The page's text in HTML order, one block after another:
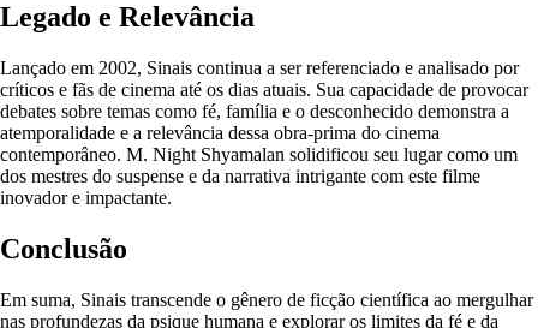
Legado e Relevância
Lançado em 2002, Sinais continua a ser referenciado e analisado por
críticos e fãs de cinema até os dias atuais. Sua capacidade de provocar
debates sobre temas como fé, família e o desconhecido demonstra a
atemporalidade e a relevância dessa obra-prima do cinema
contemporâneo. M. Night Shyamalan solidificou seu lugar como um
dos mestres do suspense e da narrativa intrigante com este filme
inovador e impactante.
Conclusão
Em suma, Sinais transcende o gênero de ficção científica ao mergulhar
nas profundezas da psique humana e explorar os limites da fé e da